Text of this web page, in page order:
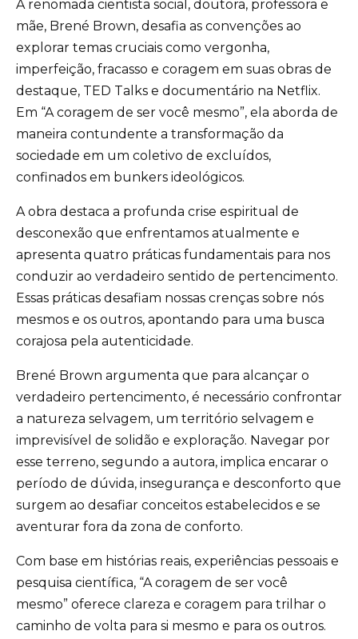
A renomada cientista social, doutora, professora e
mãe, Brené Brown, desafia as convenções ao
explorar temas cruciais como vergonha,
imperfeição, fracasso e coragem em suas obras de
destaque, TED Talks e documentário na Netflix.
Em “A coragem de ser você mesmo”, ela aborda de
maneira contundente a transformação da
sociedade em um coletivo de excluídos,
confinados em bunkers ideológicos.
A obra destaca a profunda crise espiritual de
desconexão que enfrentamos atualmente e
apresenta quatro práticas fundamentais para nos
conduzir ao verdadeiro sentido de pertencimento.
Essas práticas desafiam nossas crenças sobre nós
mesmos e os outros, apontando para uma busca
corajosa pela autenticidade.
Brené Brown argumenta que para alcançar o
verdadeiro pertencimento, é necessário confrontar
a natureza selvagem, um território selvagem e
imprevisível de solidão e exploração. Navegar por
esse terreno, segundo a autora, implica encarar o
período de dúvida, insegurança e desconforto que
surgem ao desafiar conceitos estabelecidos e se
aventurar fora da zona de conforto.
Com base em histórias reais, experiências pessoais e
pesquisa científica, “A coragem de ser você
mesmo” oferece clareza e coragem para trilhar o
caminho de volta para si mesmo e para os outros.